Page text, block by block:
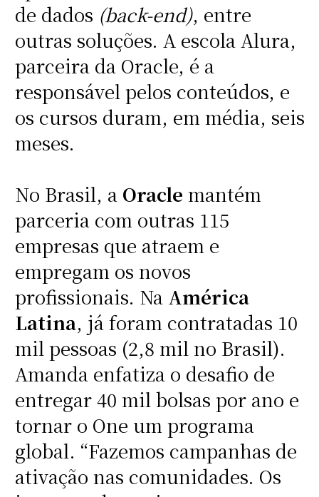
de dados (back-end), entre
outras soluções. A escola Alura,
parceira da Oracle, é a
responsável pelos conteúdos, e
os cursos duram, em média, seis
meses.
No Brasil, a Oracle mantém
parceria com outras 115
empresas que atraem e
empregam os novos
profissionais. Na América
Latina, já foram contratadas 10
mil pessoas (2,8 mil no Brasil).
Amanda enfatiza o desafio de
entregar 40 mil bolsas por ano e
tornar o One um programa
global. “Fazemos campanhas de
ativação nas comunidades. Os